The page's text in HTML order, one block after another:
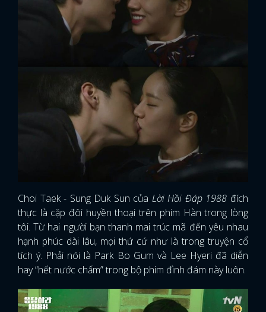
Choi Taek - Sung Duk Sun của Lời Hồi Đáp 1988 đích
thực là cặp đôi huyền thoại trên phim Hàn trong lòng
tôi. Từ hai người bạn thanh mai trúc mã đến yêu nhau
hạnh phúc dài lâu, mọi thứ cứ như là trong truyện cổ
tích ý. Phải nói là Park Bo Gum và Lee Hyeri đã diễn
hay “hết nước chấm” trong bộ phim đình đám này luôn.